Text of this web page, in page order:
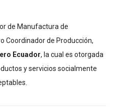
de Manufactura de
Coordinador de Producción,
Ecuador, la cual es otorgada
y servicios socialmente